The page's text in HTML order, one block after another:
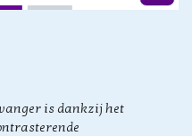
is dankzij het